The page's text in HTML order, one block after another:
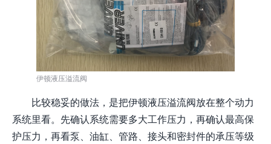
伊顿液压溢流阀
比较稳妥的做法，是把伊顿液压溢流阀放在整个动力
系统里看。先确认系统需要多大工作压力，再确认最高保
护压力，再看泵、油缸、管路、接头和密封件的承压等级